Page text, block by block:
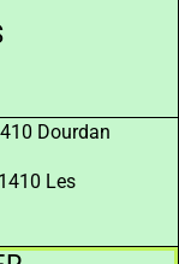
Dourdan
Les